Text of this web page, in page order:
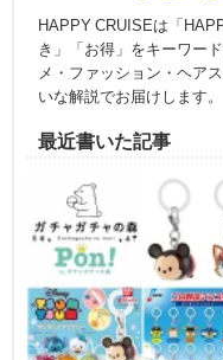
HAPPY CRUISEは「
き」「お得」をキーワー
メ・ファッション・ヘア
いな解説でお届けします。
最近書いた記事